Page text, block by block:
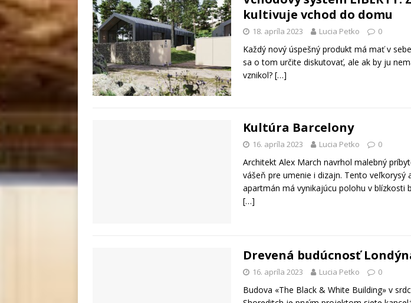
kultivuje vchod do domu
18. apríla 2023 Lucia Petko 0
Každý nový úspešný produkt má mať v
sa o tom určite diskutovať, ale ak by ju
vznikol? […]
Kultúra Barcelony
16. apríla 2023 Lucia Petko 0
Architekt Alex March navrhol malebný
vášeň pre umenie i dizajn. Tento veľkorysý
apartmán má vynikajúcu polohu v blízkosti
[…]
Drevená budúcnosť
16. apríla 2023 Lucia Petko 0
Budova «The Black & White Building» v